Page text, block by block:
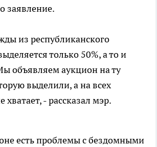
заявление.
из республиканского
только 50%, а то и
объявляем аукцион на ту
выделили, а на всех
хватает, - рассказал мэр.
есть проблемы с бездомными